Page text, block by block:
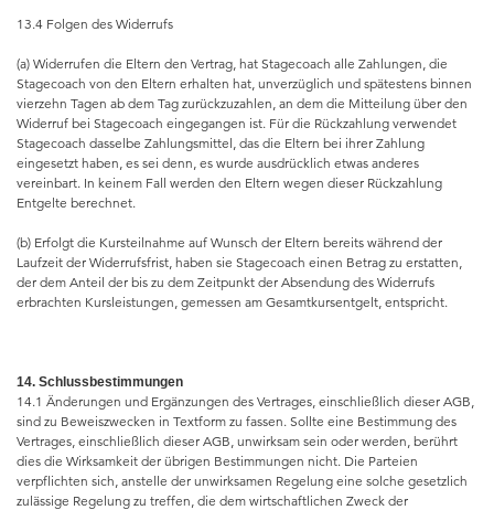
13.4 Folgen des Widerrufs
(a) Widerrufen die Eltern den Vertrag, hat Stagecoach alle Zahlungen, die
Stagecoach von den Eltern erhalten hat, unverzüglich und spätestens binnen
vierzehn Tagen ab dem Tag zurückzuzahlen, an dem die Mitteilung über den
Widerruf bei Stagecoach eingegangen ist. Für die Rückzahlung verwendet
Stagecoach dasselbe Zahlungsmittel, das die Eltern bei ihrer Zahlung
eingesetzt haben, es sei denn, es wurde ausdrücklich etwas anderes
vereinbart. In keinem Fall werden den Eltern wegen dieser Rückzahlung
Entgelte berechnet.
(b) Erfolgt die Kursteilnahme auf Wunsch der Eltern bereits während der
Laufzeit der Widerrufsfrist, haben sie Stagecoach einen Betrag zu erstatten,
der dem Anteil der bis zu dem Zeitpunkt der Absendung des Widerrufs
erbrachten Kursleistungen, gemessen am Gesamtkursentgelt, entspricht.
14. Schlussbestimmungen
14.1 Änderungen und Ergänzungen des Vertrages, einschließlich dieser AGB,
sind zu Beweiszwecken in Textform zu fassen. Sollte eine Bestimmung des
Vertrages, einschließlich dieser AGB, unwirksam sein oder werden, berührt
dies die Wirksamkeit der übrigen Bestimmungen nicht. Die Parteien
verpflichten sich, anstelle der unwirksamen Regelung eine solche gesetzlich
zulässige Regelung zu treffen, die dem wirtschaftlichen Zweck der